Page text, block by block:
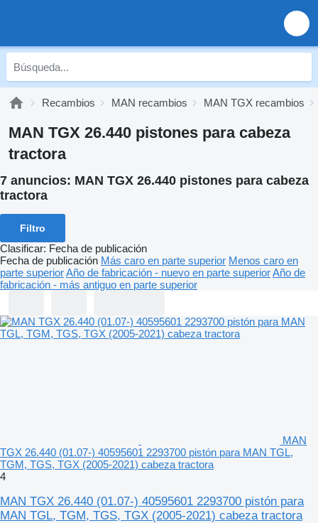
Recambios MAN recambios MAN TGX recambios
MAN TGX 26.440 pistones para cabeza
tractora
7 anuncios: MAN TGX 26.440 pistones para cabeza
tractora
Filtro
Clasificar: Fecha de publicación
Fecha de publicación Más caro en parte superior Menos caro en
parte superiorAño de fabricación - nuevo en parte superiorAño de
fabricación - más antiguo en parte superior
MAN
TGX 26.440 (01.07-) 40595601 2293700 pistón para MAN TGL,
TGM, TGS, TGX (2005-2021) cabeza tractora
4
MAN TGX 26.440 (01.07-) 40595601 2293700 pistón para
MAN TGL, TGM, TGS, TGX (2005-2021) cabeza tractora